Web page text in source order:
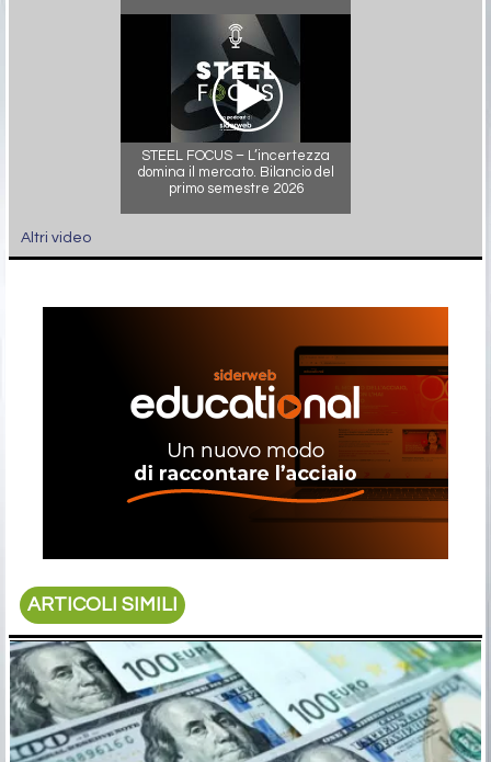
STEEL FOCUS – L’incertezza
domina il mercato. Bilancio del
primo semestre 2026
Altri video
ARTICOLI SIMILI